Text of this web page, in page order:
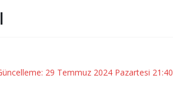
29 Temmuz 2024 Pazartesi 21:40